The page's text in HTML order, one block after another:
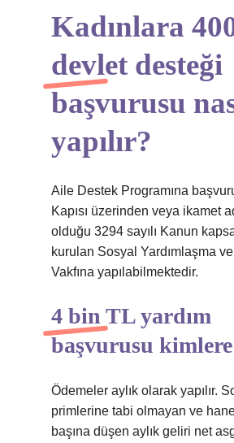
Kadınlara
devlet desteği
başvurusu
yapılır?
Aile Destek Programına
Kapısı üzerinden veya ikamet
olduğu 3294 sayılı Kanun
kurulan Sosyal Yardımlaşma
Vakfına yapılabilmektedir.
4 bin TL yardım
başvurusu
Ödemeler aylık olarak yapılır.
primlerine tabi olmayan ve
başına düşen aylık geliri net